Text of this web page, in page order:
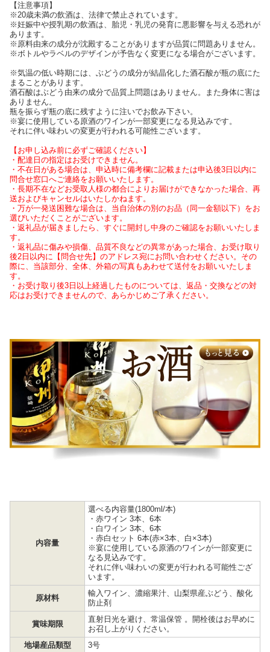
【注意事項】
※20歳未満の飲酒は、法律で禁止されています。
※妊娠中や授乳期の飲酒は、胎児・乳児の発育に悪影響を与える恐れが
あります。
※原料由来の成分が沈殿することがありますが品質に問題ありません。
※ボトルやラベルのデザインが予告なく変更になる場合がございます。
※気温の低い時期には、ぶどうの成分が結晶化した酒石酸が瓶の底にた
まることがあります。
酒石酸はぶどう由来の成分で品質上問題はありません。また身体に害は
ありません。
瓶を振らず瓶の底に残すように注いでお飲み下さい。
※宴に使用している原酒のワインが一部変更になる見込みです。
それに伴い味わいの変更が行われる可能性ございます。
【お申し込み前に必ずご確認ください】
・配達日の指定はお受けできません。
・不在日がある場合は、申込時に備考欄に記載または申込後3日以内に
問合せ窓口へご連絡をお願いいたします。
・長期不在などお受取人様の都合によりお届けができなかった場合、再
送およびキャンセルはいたしかねます。
・万が一発送困難な場合は、当自治体の別のお品（同一金額以下）をお
選びいただくことがございます。
・返礼品が届きましたら、すぐに開封し中身のご確認をお願いいたしま
す。
・返礼品に傷みや損傷、品質不良などの異常があった場合、お受け取り
後2日以内に【問合せ先】のアドレス宛にお問い合わせください。その
際に、当該部分、全体、外箱の写真もあわせて送付をお願いいたしま
す。
・お受け取り後3日以上経過したものについては、返品・交換などの対
応はお受けできませんので、あらかじめご了承ください。
内容量
選べる内容量(1800ml/本)
・赤ワイン 3本、6本
・白ワイン 3本、6本
・赤白セット 6本(赤×3本、白×3本)
※宴に使用している原酒のワインが一部変更に
なる見込みです。
それに伴い味わいの変更が行われる可能性ござ
います。
原材料
輸入ワイン、濃縮果汁、山梨県産ぶどう、酸化
防止剤
賞味期限
直射日光を避け、常温保管 。開栓後はお早めに
お召し上がりください。
地場産品類型
3号